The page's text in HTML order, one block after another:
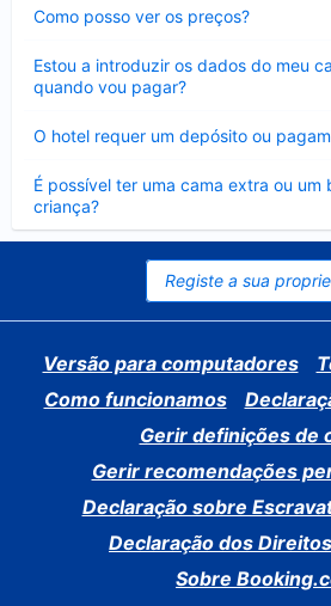
Como posso ver os preços?
fechado
Estou a introduzir os dados do meu
quando vou pagar?
fechado
O hotel requer um depósito ou
fechado
É possível ter uma cama extra ou um
criança?
Elemento
fechado
Registe a sua
Versão para computadores
Como funcionamos
Gerir definições de
Gerir recomendações
Declaração sobre
Declaração dos
Sobre